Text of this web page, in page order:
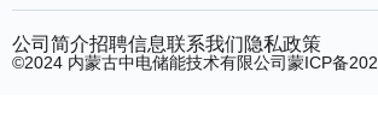
©2024 内蒙古中电储能技术有限公司蒙ICP备
公司简介招聘信息联系我们隐私政策